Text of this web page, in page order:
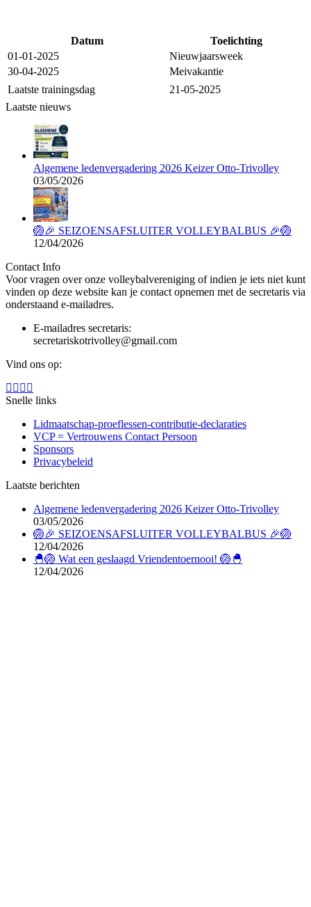
Datum
Toelichting
01-01-2025
Nieuwjaarsweek
30-04-2025
Meivakantie
Laatste trainingsdag
21-05-2025
Laatste nieuws
Algemene ledenvergadering 2026 Keizer Otto-Trivolley
03/05/2026
🏐🎉 SEIZOENSAFSLUITER VOLLEYBALBUS 🎉🏐
12/04/2026
Contact Info
Voor vragen over onze volleybalvereniging of indien je iets niet kunt
vinden op deze website kan je contact opnemen met de secretaris via
onderstaand e-mailadres.
E-mailadres secretaris:
secretariskotrivolley@gmail.com
Vind ons op:
Facebook
page
new
window
X
page
in
new
window
Linkedin
page
in
new
window
page
in
new
window
Snelle links
Lidmaatschap-proeflessen-contributie-declaraties
VCP = Vertrouwens Contact Persoon
Sponsors
Privacybeleid
Laatste berichten
Algemene ledenvergadering 2026 Keizer Otto-Trivolley
03/05/2026
🏐🎉 SEIZOENSAFSLUITER VOLLEYBALBUS 🎉🏐
12/04/2026
🐣🏐 Wat een geslaagd Vriendentoernooi! 🏐🐣
12/04/2026